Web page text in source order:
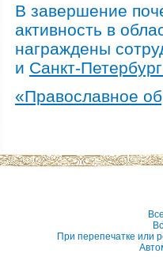
В завершение
активность в
награждены
и Санкт-
«Православное
При перепечатке или